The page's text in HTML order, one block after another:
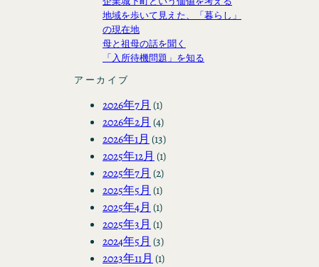
地域を歩いて見えた、「暮らし」
の現在地
母と祖母の話を聞く
「入所待機問題」を知る
アーカイブ
2026年7月 (1)
2026年2月 (4)
2026年1月 (13)
2025年12月 (1)
2025年7月 (2)
2025年5月 (1)
2025年4月 (1)
2025年3月 (1)
2024年5月 (3)
2023年11月 (1)